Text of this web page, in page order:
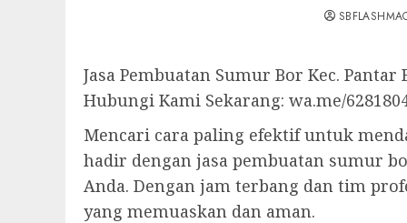
Jasa Pembuatan Sumur Bor Kec.
Hubungi Kami Sekarang: wa.me/
Mencari cara paling efektif untuk
hadir dengan jasa pembuatan sumur
Anda. Dengan jam terbang dan tim
yang memuaskan dan aman.